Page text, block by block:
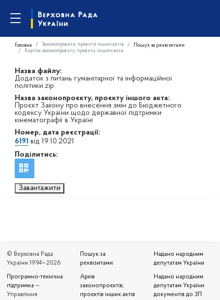
Головна Законопроєкти, проєкти інших актів
Пошук за реквізитами
Картка законопроєкту, проєкту іншого акта
Назва файлу:
Додаток з питань гуманітарної та інформаційної
політики.zip
Назва законопроєкту, проєкту іншого акта:
Проєкт Закону про внесення змін до Бюджетного
кодексу України щодо державної підтримки
кінематографії в Україні
Номер, дата реєстрації:
6191 від 19.10.2021
Поділитись:
Завантажити
© Верховна Рада
України 1994—2026
Програмно-технічна
підтримка —
Управління
Пошук за
реквізитами
Архів
законопроєктів,
проєктів інших актів
Надано народним
депутатам України
Надано народним
депутатам України
документів до ЗП